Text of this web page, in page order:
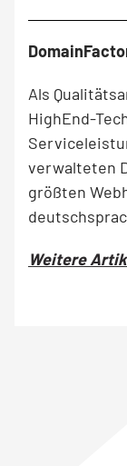
Als
HighEnd-
verwalteten
größten
Weitere